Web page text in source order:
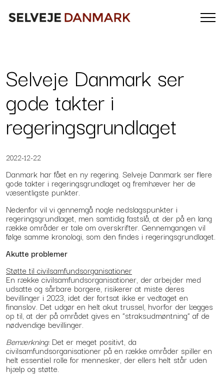
Selveje Danmark ser
gode takter i
regeringsgrundlaget
2022-12-22
Danmark har fået en ny regering. Selveje Danmark ser flere
gode takter i regeringsgrundlaget og fremhæver her de
væsentligste punkter.
Nedenfor vil vi gennemgå nogle nedslagspunkter i
regeringsgrundlaget, men samtidig fastslå, at der på en lang
række områder er tale om overskrifter. Gennemgangen vil
følge samme kronologi, som den findes i regeringsgrundlaget.
Akutte problemer
Støtte til civilsamfundsorganisationer
En række civilsamfundsorganisationer, der arbejder med
udsatte og sårbare borgere, risikerer at miste deres
bevillinger i 2023, idet der fortsat ikke er vedtaget en
finanslov. Det udgør en helt akut trussel, hvorfor der lægges
op til, at der på området gives en ”straksudmøntning” af de
nødvendige bevillinger.
Bemærkning:Det er meget positivt, da
civilsamfundsorganisationer på en række områder spiller en
helt essentiel rolle for mennesker, der ellers helt står uden
hjælp og støtte.